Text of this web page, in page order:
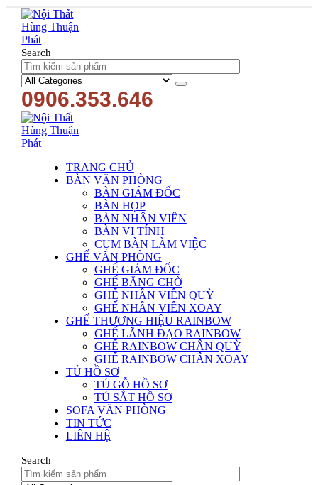
Search
0906.353.646
TRANG CHỦ
BÀN VĂN PHÒNG
BÀN GIÁM ĐỐC
BÀN HỌP
BÀN NHÂN VIÊN
BÀN VI TÍNH
CỤM BÀN LÀM VIỆC
GHẾ VĂN PHÒNG
GHẾ GIÁM ĐỐC
GHẾ BĂNG CHỜ
GHẾ NHÂN VIÊN QUỲ
GHẾ NHÂN VIÊN XOAY
GHẾ THƯƠNG HIỆU RAINBOW
GHẾ LÃNH ĐẠO RAINBOW
GHẾ RAINBOW CHÂN QUỲ
GHẾ RAINBOW CHÂN XOAY
TỦ HỒ SƠ
TỦ GỖ HỒ SƠ
TỦ SẮT HỒ SƠ
SOFA VĂN PHÒNG
TIN TỨC
LIÊN HỆ
Search